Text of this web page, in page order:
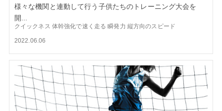
様々な機関と連動して行う子供たちのトレーニング大会を
開...
クイックネス 体幹強化で速く走る 瞬発力 縦方向のスピード
2022.06.06